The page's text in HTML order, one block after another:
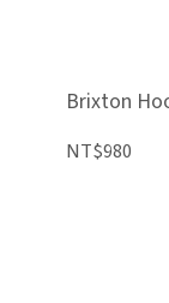
Brixton
NT$980